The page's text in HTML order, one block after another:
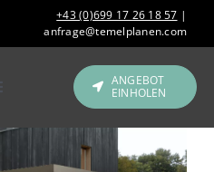
+43 (0)699 17 26 18 57 |
anfrage@temelplanen.com
ANGEBOT
EINHOLEN